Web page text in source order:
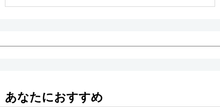
あなたにおすすめ